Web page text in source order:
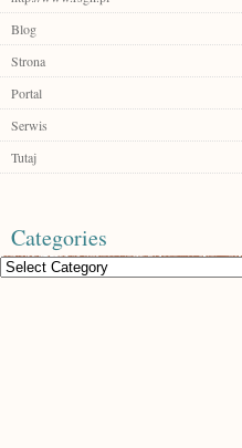
Blog
Strona
Portal
Serwis
Tutaj
Categories
Categories